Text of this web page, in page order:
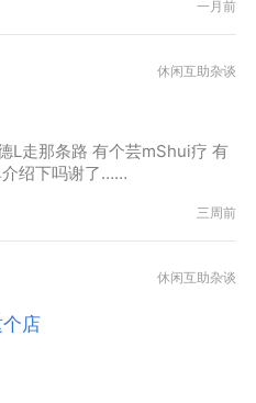
一月前
休闲互助杂谈
L走那条路 有个芸mShui疗 有
介绍下吗谢了……
三周前
休闲互助杂谈
店